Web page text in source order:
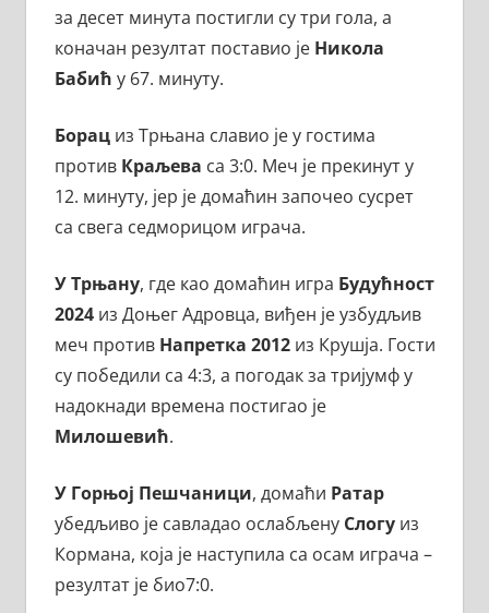
за десет минута постигли су три гола, а
коначан резултат поставио је Никола
Бабић у 67. минуту.
Борац из Трњана славио је у гостима
против Краљева са 3:0. Меч је прекинут у
12. минуту, јер је домаћин започео сусрет
са свега седморицом играча.
У Трњану, где као домаћин игра Будућност
2024 из Доњег Адровца, виђен је узбудљив
меч против Напретка 2012 из Крушја. Гости
су победили са 4:3, а погодак за тријумф у
надокнади времена постигао је
Милошевић.
У Горњој Пешчаници, домаћи Ратар
убедљиво је савладао ослабљену Слогу из
Кормана, која је наступила са осам играча –
резултат је био7:0.